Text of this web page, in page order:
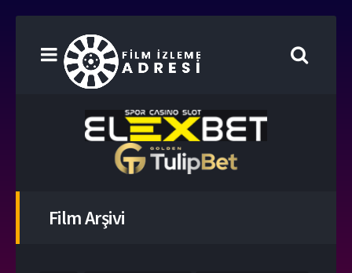
Film Arşivi